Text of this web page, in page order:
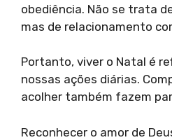
obediência. Não se trata
mas de relacionamento
Portanto, viver o Natal é
nossas ações diárias.
acolher também fazem
Reconhecer o amor de